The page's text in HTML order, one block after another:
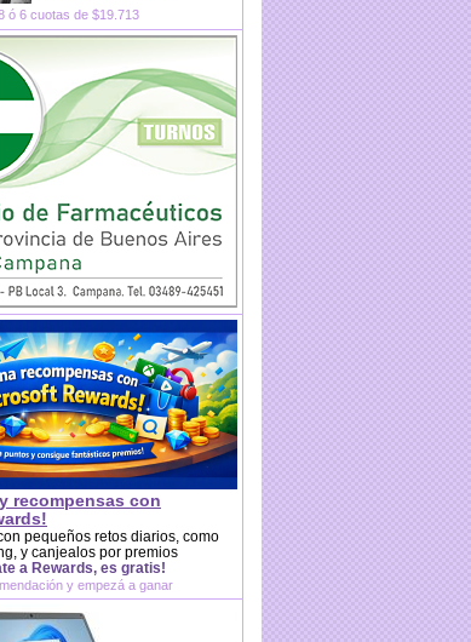
ó 6 cuotas de $19.713
recompensas con
pequeños retos diarios, como
y canjealos por premios
a Rewards, es gratis!
y empezá a ganar